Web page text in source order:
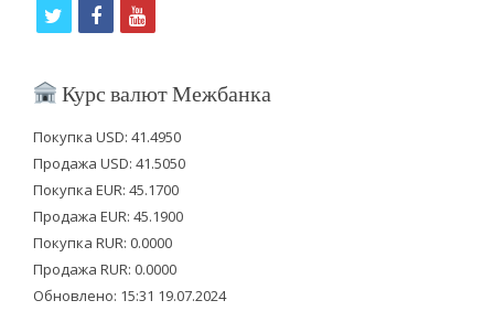
i
t
e
r
f
c
b
o
o
k
y
u
u
b
e
Курс валют Межбанка
Покупка USD: 41.4950
Продажа USD: 41.5050
Покупка EUR: 45.1700
Продажа EUR: 45.1900
Покупка RUR: 0.0000
Продажа RUR: 0.0000
Обновлено: 15:31 19.07.2024